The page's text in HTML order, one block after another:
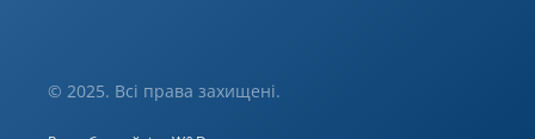
© 2025. Всі права захищені.